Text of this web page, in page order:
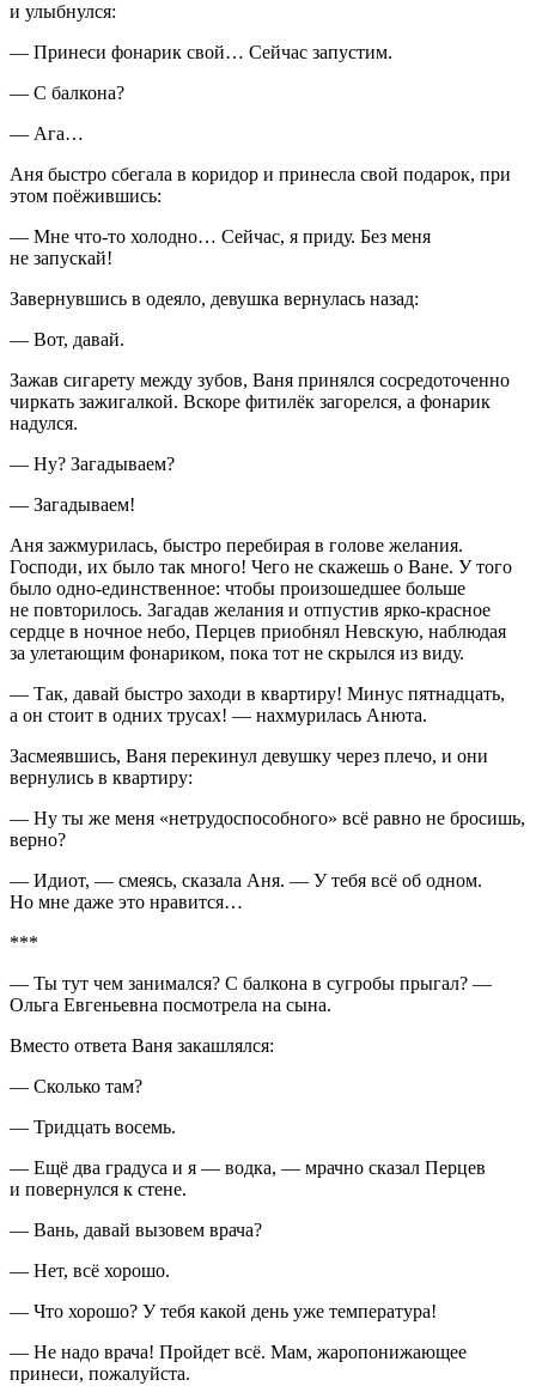
и улыбнулся:
— Принеси фонарик свой… Сейчас запустим.
— С балкона?
— Ага…
Аня быстро сбегала в коридор и принесла свой подарок, при
этом поёжившись:
— Мне что-то холодно… Сейчас, я приду. Без меня
не запускай!
Завернувшись в одеяло, девушка вернулась назад:
— Вот, давай.
Зажав сигарету между зубов, Ваня принялся сосредоточенно
чиркать зажигалкой. Вскоре фитилёк загорелся, а фонарик
надулся.
— Ну? Загадываем?
— Загадываем!
Аня зажмурилась, быстро перебирая в голове желания.
Господи, их было так много! Чего не скажешь о Ване. У того
было одно-единственное: чтобы произошедшее больше
не повторилось. Загадав желания и отпустив ярко-красное
сердце в ночное небо, Перцев приобнял Невскую, наблюдая
за улетающим фонариком, пока тот не скрылся из виду.
— Так, давай быстро заходи в квартиру! Минус пятнадцать,
а он стоит в одних трусах! — нахмурилась Анюта.
Засмеявшись, Ваня перекинул девушку через плечо, и они
вернулись в квартиру:
— Ну ты же меня «нетрудоспособного» всё равно не бросишь,
верно?
— Идиот, — смеясь, сказала Аня. — У тебя всё об одном.
Но мне даже это нравится…
***
— Ты тут чем занимался? С балкона в сугробы прыгал? —
Ольга Евгеньевна посмотрела на сына.
Вместо ответа Ваня закашлялся:
— Сколько там?
— Тридцать восемь.
— Ещё два градуса и я — водка, — мрачно сказал Перцев
и повернулся к стене.
— Вань, давай вызовем врача?
— Нет, всё хорошо.
— Что хорошо? У тебя какой день уже температура!
— Не надо врача! Пройдет всё. Мам, жаропонижающее
принеси, пожалуйста.